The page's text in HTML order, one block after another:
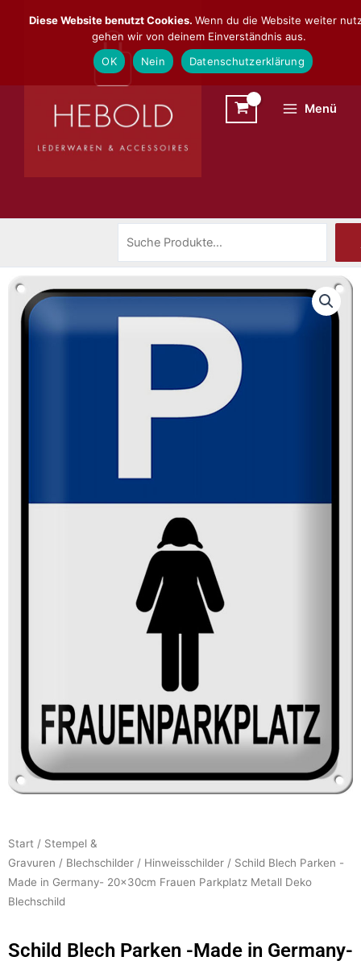
Inhalt
Menü
Start / Stempel &
Gravuren / Blechschilder / Hinweisschilder / Schild Blech Parken -
Made in Germany- 20x30cm Frauen Parkplatz Metall Deko
Blechschild
Schild Blech Parken -Made in Germany-
Diese Website benutzt Cookies. Wenn du die Website weiter
gehen wir von deinem Einverständnis aus.
OK
Nein Datenschutzerklärung